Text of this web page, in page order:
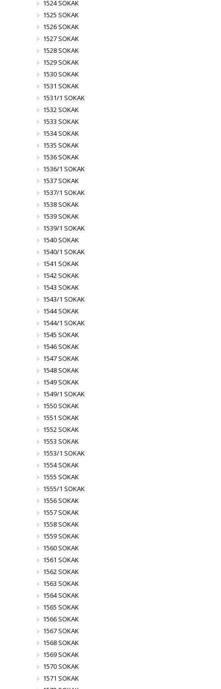
1524 SOKAK
1525 SOKAK
1526 SOKAK
1527 SOKAK
1528 SOKAK
1529 SOKAK
1530 SOKAK
1531 SOKAK
1531/1 SOKAK
1532 SOKAK
1533 SOKAK
1534 SOKAK
1535 SOKAK
1536 SOKAK
1536/1 SOKAK
1537 SOKAK
1537/1 SOKAK
1538 SOKAK
1539 SOKAK
1539/1 SOKAK
1540 SOKAK
1540/1 SOKAK
1541 SOKAK
1542 SOKAK
1543 SOKAK
1543/1 SOKAK
1544 SOKAK
1544/1 SOKAK
1545 SOKAK
1546 SOKAK
1547 SOKAK
1548 SOKAK
1549 SOKAK
1549/1 SOKAK
1550 SOKAK
1551 SOKAK
1552 SOKAK
1553 SOKAK
1553/1 SOKAK
1554 SOKAK
1555 SOKAK
1555/1 SOKAK
1556 SOKAK
1557 SOKAK
1558 SOKAK
1559 SOKAK
1560 SOKAK
1561 SOKAK
1562 SOKAK
1563 SOKAK
1564 SOKAK
1565 SOKAK
1566 SOKAK
1567 SOKAK
1568 SOKAK
1569 SOKAK
1570 SOKAK
1571 SOKAK